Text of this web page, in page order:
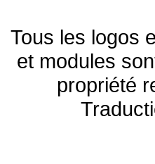
Tous les logos
et modules
propriété